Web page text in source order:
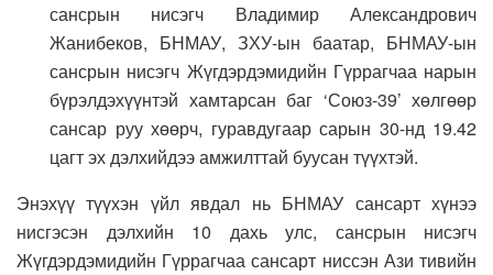
сансрын нисэгч Владимир Александрович
Жанибеков, БНМАУ, ЗХУ-ын баатар, БНМАУ-ын
сансрын нисэгч Жүгдэрдэмидийн Гүррагчаа нарын
бүрэлдэхүүнтэй хамтарсан баг ‘Союз-39’ хөлгөөр
сансар руу хөөрч, гуравдугаар сарын 30-нд 19.42
цагт эх дэлхийдээ амжилттай буусан түүхтэй.
Энэхүү түүхэн үйл явдал нь БНМАУ сансарт хүнээ
нисгэсэн дэлхийн 10 дахь улс, сансрын нисэгч
Жүгдэрдэмидийн Гүррагчаа сансарт ниссэн Ази тивийн